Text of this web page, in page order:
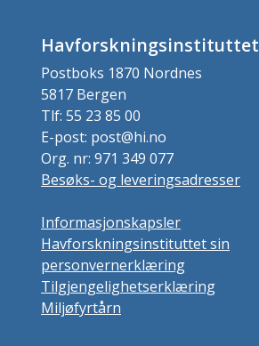
Havforskningsinstituttet
Postboks 1870 Nordnes
5817 Bergen
Tlf: 55 23 85 00
E-post: post@hi.no
Org. nr: 971 349 077
Besøks- og leveringsadresser
Informasjonskapsler
Havforskningsinstituttet sin
personvernerklæring
Tilgjengelighetserklæring
Miljøfyrtårn